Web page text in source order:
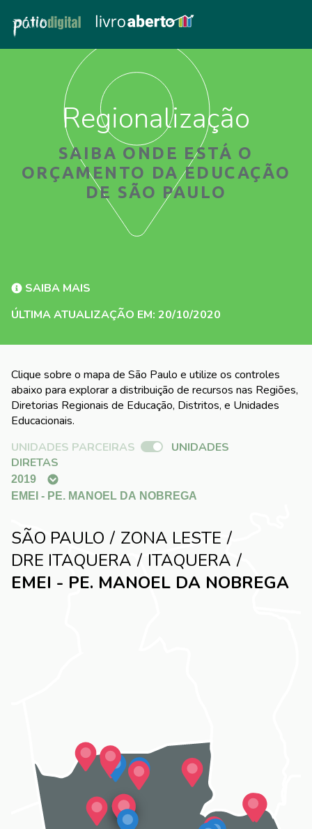
Regionalização
SAIBA ONDE ESTÁ O
ORÇAMENTO DA EDUCAÇÃO
DE SÃO PAULO
SAIBA MAIS
ÚLTIMA ATUALIZAÇÃO EM: 20/10/2020
Clique sobre o mapa de São Paulo e utilize os controles
abaixo para explorar a distribuição de recursos nas Regiões,
Diretorias Regionais de Educação, Distritos, e Unidades
Educacionais.
UNIDADES PARCEIRAS
UNIDADES
DIRETAS
SÃO PAULO
ZONA LESTE
DRE ITAQUERA
ITAQUERA
EMEI - PE. MANOEL DA NOBREGA